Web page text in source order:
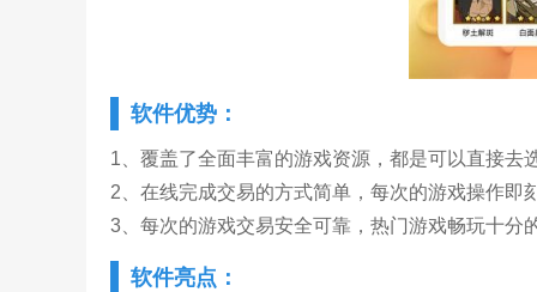
软件优势：
1、覆盖了全面丰富的游戏资源，都是可以直接去
2、在线完成交易的方式简单，每次的游戏操作即
3、每次的游戏交易安全可靠，热门游戏畅玩十分
软件亮点：